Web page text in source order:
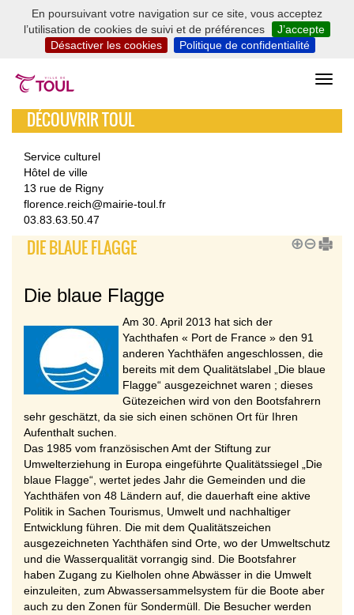
En poursuivant votre navigation sur ce site, vous acceptez
l’utilisation de cookies de suivi et de préférences
J’accepte
Désactiver les cookies
Politique de confidentialité
DÉCOUVRIR TOUL
Service culturel
Hôtel de ville
13 rue de Rigny
florence.reich@mairie-toul.fr
03.83.63.50.47
DIE BLAUE FLAGGE
Die blaue Flagge
Am 30. April 2013 hat sich der
Yachthafen « Port de France » den 91
anderen Yachthäfen angeschlossen, die
bereits mit dem Qualitätslabel „Die blaue
Flagge“ ausgezeichnet waren ; dieses
Gütezeichen wird von den Bootsfahrern
sehr geschätzt, da sie sich einen schönen Ort für Ihren
Aufenthalt suchen.
Das 1985 vom französischen Amt der Stiftung zur
Umwelterziehung in Europa eingeführte Qualitätssiegel „Die
blaue Flagge“, wertet jedes Jahr die Gemeinden und die
Yachthäfen von 48 Ländern auf, die dauerhaft eine aktive
Politik in Sachen Tourismus, Umwelt und nachhaltiger
Entwicklung führen. Die mit dem Qualitätszeichen
ausgezeichneten Yachthäfen sind Orte, wo der Umweltschutz
und die Wasserqualität vorrangig sind. Die Bootsfahrer
haben Zugang zu Kielholen ohne Abwässer in die Umwelt
einzuleiten, zum Abwassersammelsystem für die Boote aber
auch zu den Zonen für Sondermüll. Die Besucher werden